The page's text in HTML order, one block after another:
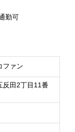
勤可
ファン
反田2丁目11番